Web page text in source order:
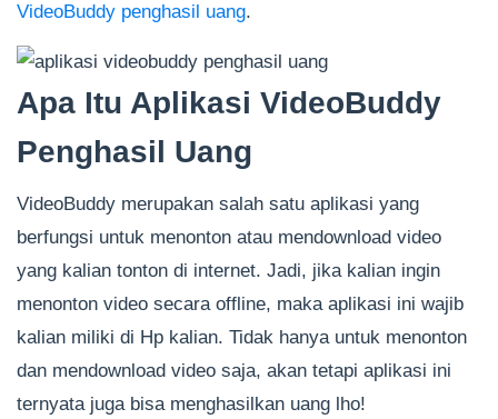
VideoBuddy penghasil uang.
Apa Itu Aplikasi VideoBuddy
Penghasil Uang
VideoBuddy merupakan salah satu aplikasi yang
berfungsi untuk menonton atau mendownload video
yang kalian tonton di internet. Jadi, jika kalian ingin
menonton video secara offline, maka aplikasi ini wajib
kalian miliki di Hp kalian. Tidak hanya untuk menonton
dan mendownload video saja, akan tetapi aplikasi ini
ternyata juga bisa menghasilkan uang lho!